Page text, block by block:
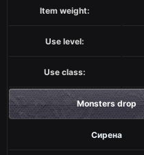
Item weight:
Use level:
Use class:
Monsters drop
Сирена